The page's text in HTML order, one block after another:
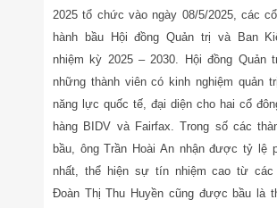
2025 tổ chức vào ngày 08/5/2025, các
hành bầu Hội đồng Quản trị và Ban
nhiệm kỳ 2025 – 2030. Hội đồng Quản
những thành viên có kinh nghiệm quản
năng lực quốc tế, đại diện cho hai cổ
hàng BIDV và Fairfax. Trong số các
bầu, ông Trần Hoài An nhận được tỷ lệ
nhất, thể hiện sự tín nhiệm cao từ các
Đoàn Thị Thu Huyền cũng được bầu là